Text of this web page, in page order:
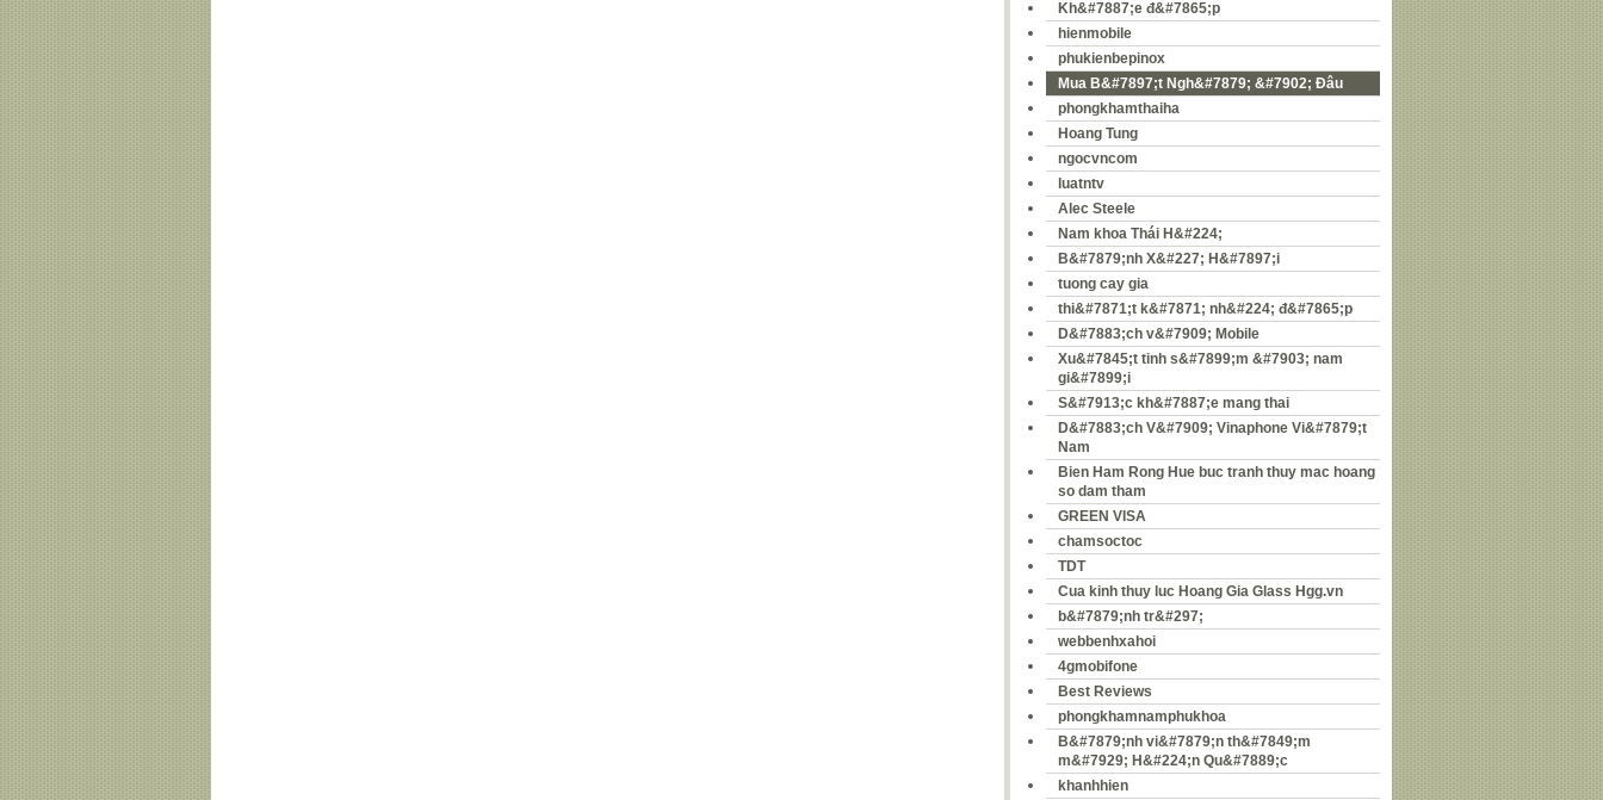
Kh&#7887;e đ&#7865;p
hienmobile
phukienbepinox
Mua B&#7897;t Ngh&#7879; &#7902; Đâu
phongkhamthaiha
Hoang Tung
ngocvncom
luatntv
Alec Steele
Nam khoa Thái H&#224;
B&#7879;nh X&#227; H&#7897;i
tuong cay gia
thi&#7871;t k&#7871; nh&#224; đ&#7865;p
D&#7883;ch v&#7909; Mobile
Xu&#7845;t tinh s&#7899;m &#7903; nam
gi&#7899;i
S&#7913;c kh&#7887;e mang thai
D&#7883;ch V&#7909; Vinaphone Vi&#7879;t
Nam
Bien Ham Rong Hue buc tranh thuy mac hoang
so dam tham
GREEN VISA
chamsoctoc
TDT
Cua kinh thuy luc Hoang Gia Glass Hgg.vn
b&#7879;nh tr&#297;
webbenhxahoi
4gmobifone
Best Reviews
phongkhamnamphukhoa
B&#7879;nh vi&#7879;n th&#7849;m
m&#7929; H&#224;n Qu&#7889;c
khanhhien